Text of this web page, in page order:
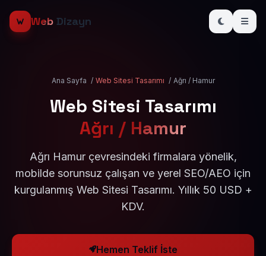
Web Dizayn
Ana Sayfa / Web Sitesi Tasarımı / Ağrı / Hamur
Web Sitesi Tasarımı
Ağrı / Hamur
Ağrı Hamur çevresindeki firmalara yönelik,
mobilde sorunsuz çalışan ve yerel SEO/AEO için
kurgulanmış Web Sitesi Tasarımı. Yıllık 50 USD +
KDV.
Hemen Teklif İste